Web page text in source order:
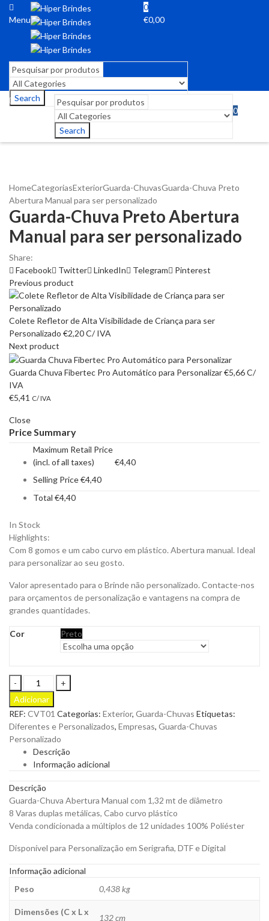
Menu
0
€0,00
Search
Search
0
HomeCategoriasExteriorGuarda-ChuvasGuarda-Chuva Preto
Abertura Manual para ser personalizado
Guarda-Chuva Preto Abertura
Manual para ser personalizado
Share:
Facebook
Twitter LinkedIn Telegram
Pinterest
Previous product
Colete Refletor de Alta Visibilidade de Criança para ser
Personalizado €2,20C/ IVA
Next product
Guarda Chuva Fibertec Pro Automático para Personalizar€5,66C/
IVA
€5,41 C/ IVA
Close
Price Summary
Maximum Retail Price
(incl. of all taxes)
€4,40
Selling Price€4,40
Total €4,40
In Stock
Highlights:
Com 8 gomos e um cabo curvo em plástico. Abertura manual. Ideal
para personalizar ao seu gosto.
Valor apresentado para o Brinde não personalizado. Contacte-nos
para orçamentos de personalização e vantagens na compra de
grandes quantidades.
Cor Preto
Guarda-
Chuva
Preto
Abertura
Manual
para
ser
personalizado
Adicionar
REF: CVT01 Categorias: Exterior, Guarda-Chuvas Etiquetas:
Diferentes e Personalizados, Empresas, Guarda-Chuvas
Personalizado
Descrição
Informação adicional
Descrição
Guarda-Chuva Abertura Manual com 1,32 mt de diâmetro
8 Varas duplas metálicas, Cabo curvo plástico
Venda condicionada a múltiplos de 12 unidades 100% Poliéster
Disponível para Personalização em Serigrafia, DTF e Digital
Informação adicional
Peso
0,438 kg
Dimensões (C x L x
132 cm